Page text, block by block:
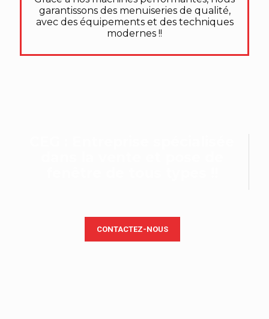
garantissons des menuiseries de qualité,
avec des équipements et des techniques
modernes !!
CONTACTEZ-NOUS